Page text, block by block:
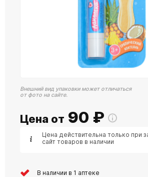
Внешний вид упаковки может отличаться
от фото на сайте.
Цена от 90 ₽
Цена действительна только при
сайт товаров в наличии
В наличии в 1 аптеке